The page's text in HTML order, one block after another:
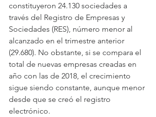
constituyeron 24.130 sociedades a
través del Registro de Empresas y
Sociedades (RES), número menor al
alcanzado en el trimestre anterior
(29.680). No obstante, si se compara el
total de nuevas empresas creadas en
año con las de 2018, el crecimiento
sigue siendo constante, aunque menor
desde que se creó el registro
electrónico.